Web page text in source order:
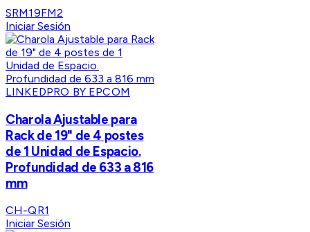
SRM19FM2
Iniciar Sesión
LINKEDPRO BY EPCOM
Charola Ajustable para
Rack de 19" de 4 postes
de 1 Unidad de Espacio.
Profundidad de 633 a 816
mm
CH-QR1
Iniciar Sesión